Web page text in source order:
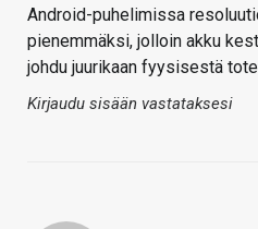
Android-puhelimissa
pienemmäksi, jolloin akku
johdu juurikaan fyysisestä
Kirjaudu sisään vastataksesi